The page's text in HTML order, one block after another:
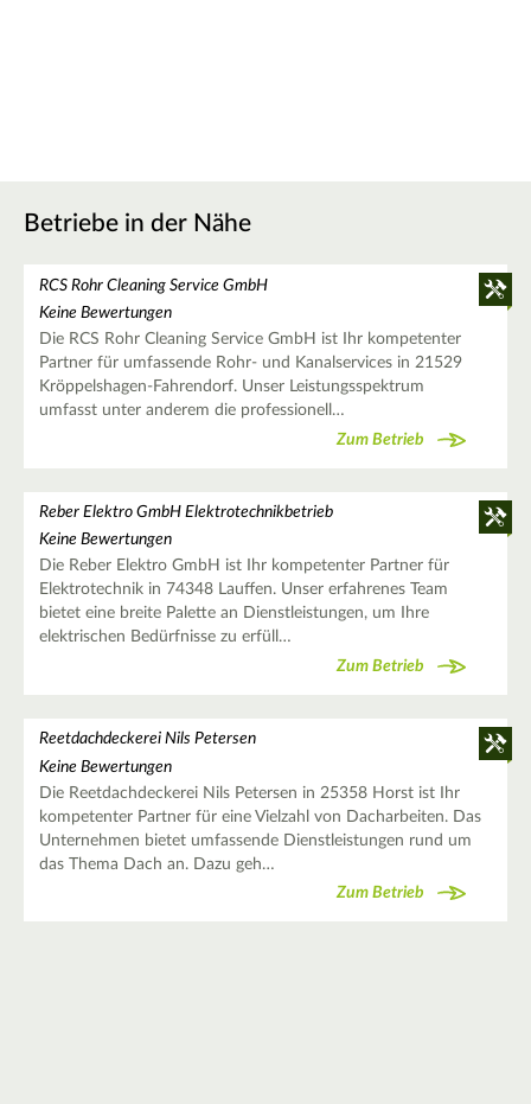
Betriebe in der Nähe
RCS Rohr Cleaning Service GmbH
Keine Bewertungen
Die RCS Rohr Cleaning Service GmbH ist Ihr kompetenter
Partner für umfassende Rohr- und Kanalservices in 21529
Kröppelshagen-Fahrendorf. Unser Leistungsspektrum
umfasst unter anderem die professionell…
Zum Betrieb
Reber Elektro GmbH Elektrotechnikbetrieb
Keine Bewertungen
Die Reber Elektro GmbH ist Ihr kompetenter Partner für
Elektrotechnik in 74348 Lauffen. Unser erfahrenes Team
bietet eine breite Palette an Dienstleistungen, um Ihre
elektrischen Bedürfnisse zu erfüll…
Zum Betrieb
Reetdachdeckerei Nils Petersen
Keine Bewertungen
Die Reetdachdeckerei Nils Petersen in 25358 Horst ist Ihr
kompetenter Partner für eine Vielzahl von Dacharbeiten. Das
Unternehmen bietet umfassende Dienstleistungen rund um
das Thema Dach an. Dazu geh…
Zum Betrieb